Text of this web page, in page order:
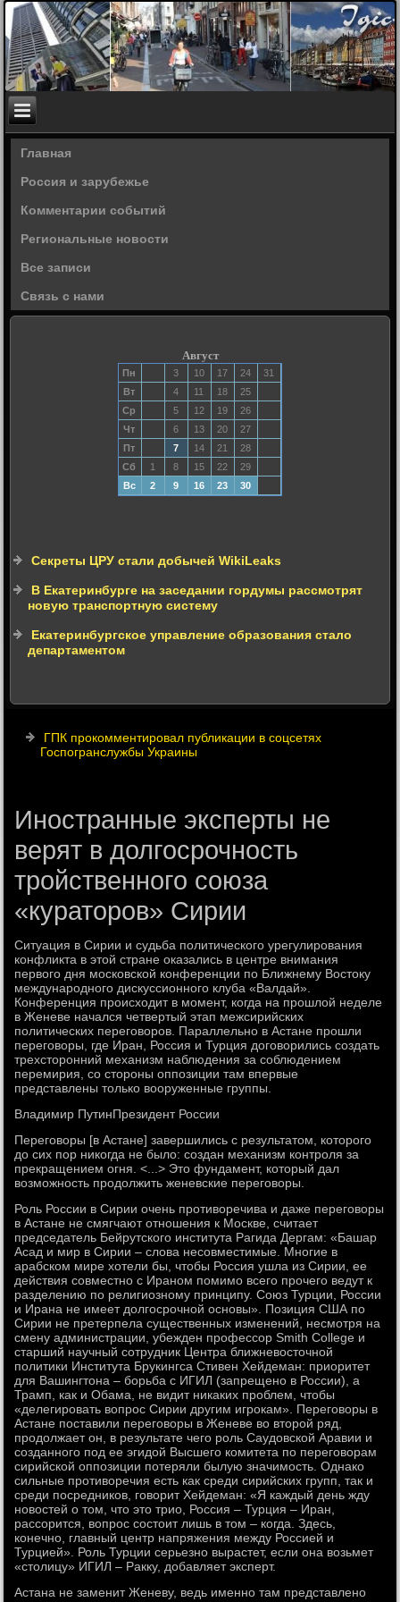
Главная
Россия и зарубежье
Комментарии событий
Региональные новости
Все записи
Связь с нами
Август
Пн 3 10 17 24
31
Вт
4 11 18
25
Ср
5 12 19
26
Чт
6 13 20
27
Пт
7 14 21
28
Сб
1 8 15 22
29
Вс
2 9 16 23 30
Секреты ЦРУ стали добычей WikiLeaks
В Екатеринбурге на заседании гордумы рассмотрят
новую транспортную систему
Екатеринбургское управление образования стало
департаментом
ГПК прокомментировал публикации в соцсетях
Госпогранслужбы Украины
Иностранные эксперты не
верят в долгосрочность
тройственного союза
«кураторов» Сирии
Ситуация в Сирии и судьба политического урегулирования
конфликта в этой стране оказались в центре внимания
первого дня московской конференции по Ближнему Востоку
международного дискуссионного клуба «Валдай».
Конференция происходит в момент, когда на прошлой неделе
в Женеве начался четвертый этап межсирийских
политических переговоров. Параллельно в Астане прошли
переговоры, где Иран, Россия и Турция договорились создать
трехсторонний механизм наблюдения за соблюдением
перемирия, со стороны оппозиции там впервые
представлены только вооруженные группы.
Владимир ПутинПрезидент России
Переговоры [в Астане] завершились с результатом, которого
до сих пор никогда не было: создан механизм контроля за
прекращением огня. <...> Это фундамент, который дал
возможность продолжить женевские переговоры.
Роль России в Сирии очень противоречива и даже переговоры
в Астане не смягчают отношения к Москве, считает
председатель Бейрутского института Рагида Дергам: «Башар
Асад и мир в Сирии – слова несовместимые. Многие в
арабском мире хотели бы, чтобы Россия ушла из Сирии, ее
действия совместно с Ираном помимо всего прочего ведут к
разделению по религиозному принципу. Союз Турции, России
и Ирана не имеет долгосрочной основы». Позиция США по
Сирии не претерпела существенных изменений, несмотря на
смену администрации, убежден профессор Smith Сollege и
старший научный сотрудник Центра ближневосточной
политики Института Брукингса Стивен Хейдеман: приоритет
для Вашингтона – борьба с ИГИЛ (запрещено в России), а
Трамп, как и Обама, не видит никаких проблем, чтобы
«делегировать вопрос Сирии другим игрокам». Переговоры в
Астане поставили переговоры в Женеве во второй ряд,
продолжает он, в результате чего роль Саудовской Аравии и
созданного под ее эгидой Высшего комитета по переговорам
сирийской оппозиции потеряли былую значимость. Однако
сильные противоречия есть как среди сирийских групп, так и
среди посредников, говорит Хейдеман: «Я каждый день жду
новостей о том, что это трио, Россия – Турция – Иран,
рассорится, вопрос состоит лишь в том – когда. Здесь,
конечно, главный центр напряжения между Россией и
Турцией». Роль Турции серьезно вырастет, если она возьмет
«столицу» ИГИЛ – Ракку, добавляет эксперт.
Астана не заменит Женеву, ведь именно там представлено